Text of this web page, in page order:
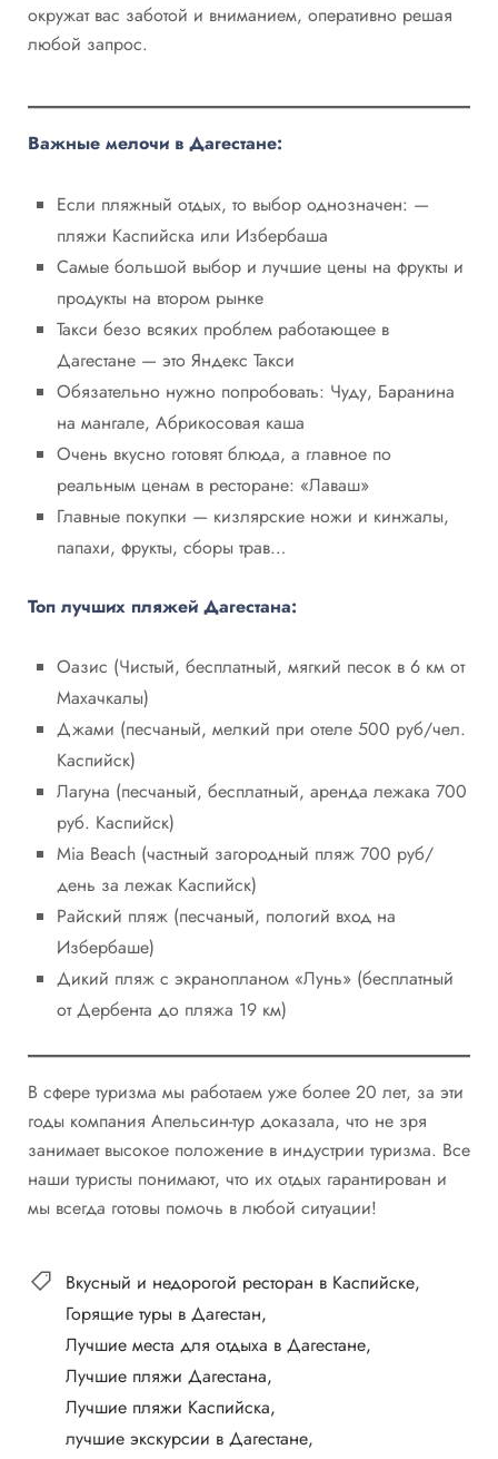
окружат вас заботой и вниманием, оперативно решая
любой запрос.
Важные мелочи в Дагестане:
Если пляжный отдых, то выбор однозначен: —
пляжи Каспийска или Избербаша
Самые большой выбор и лучшие цены на фрукты и
продукты на втором рынке
Такси безо всяких проблем работающее в
Дагестане — это Яндекс Такси
Обязательно нужно попробовать: Чуду, Баранина
на мангале, Абрикосовая каша
Очень вкусно готовят блюда, а главное по
реальным ценам в ресторане: «Лаваш»
Главные покупки — кизлярские ножи и кинжалы,
папахи, фрукты, сборы трав…
Топ лучших пляжей Дагестана:
Оазис (Чистый, бесплатный, мягкий песок в 6 км от
Махачкалы)
Джами (песчаный, мелкий при отеле 500 руб/чел.
Каспийск)
Лагуна (песчаный, бесплатный, аренда лежака 700
руб. Каспийск)
Mia Beach (частный загородный пляж 700 руб/
день за лежак Каспийск)
Райский пляж (песчаный, пологий вход на
Избербаше)
Дикий пляж с экранопланом «Лунь» (бесплатный
от Дербента до пляжа 19 км)
В сфере туризма мы работаем уже более 20 лет, за эти
годы компания Апельсин-тур доказала, что не зря
занимает высокое положение в индустрии туризма. Все
наши туристы понимают, что их отдых гарантирован и
мы всегда готовы помочь в любой ситуации!
Вкусный и недорогой ресторан в Каспийске
Горящие туры в Дагестан
Лучшие места для отдыха в Дагестане
Лучшие пляжи Дагестана
Лучшие пляжи Каспийска
лучшие экскурсии в Дагестане